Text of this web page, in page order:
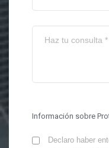
Información sobre
Declaro haber